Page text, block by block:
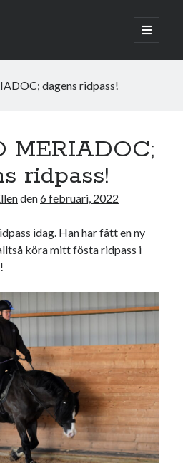
öppna
primär
Jag heter Ellen och är född 1996. På
med hästarna, från ponnytävlingar i
Sök
dagens ridpass!
MERIADOC;
ridpass!
den6 februari, 2022
idag. Han har fått en ny
köra mitt fösta ridpass i